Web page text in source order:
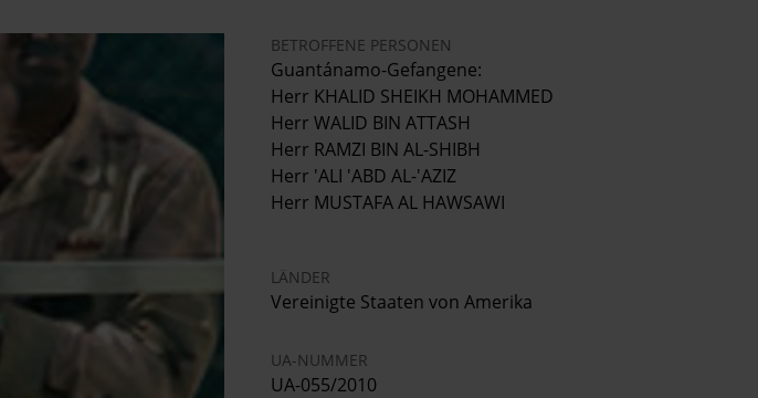
BETROFFENE PERSONEN
Guantánamo-Gefangene:
Herr KHALID SHEIKH MOHAMMED
Herr WALID BIN ATTASH
Herr RAMZI BIN AL-SHIBH
Herr 'ALI 'ABD AL-'AZIZ
Herr MUSTAFA AL HAWSAWI
LÄNDER
Vereinigte Staaten von Amerika
UA-NUMMER
UA-055/2010